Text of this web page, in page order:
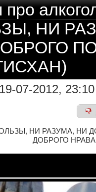
НИ
07-2012, 23:10
НИ РАЗУМА, НИ
ДОБРОГО